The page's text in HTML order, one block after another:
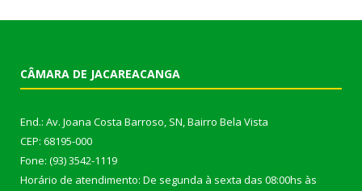
CÂMARA DE JACAREACANGA
End.: Av. Joana Costa Barroso, SN, Bairro Bela Vista
CEP: 68195-000
Fone: (93) 3542-1119
Horário de atendimento: De segunda à sexta das 08:00hs às